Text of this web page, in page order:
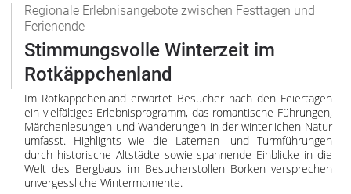
Regionale Erlebnisangebote zwischen Festtagen und
Ferienende
Stimmungsvolle Winterzeit im
Rotkäppchenland
Im Rotkäppchenland erwartet Besucher nach den Feiertagen
ein vielfältiges Erlebnisprogramm, das romantische Führungen,
Märchenlesungen und Wanderungen in der winterlichen Natur
umfasst. Highlights wie die Laternen- und Turmführungen
durch historische Altstädte sowie spannende Einblicke in die
Welt des Bergbaus im Besucherstollen Borken versprechen
unvergessliche Wintermomente.